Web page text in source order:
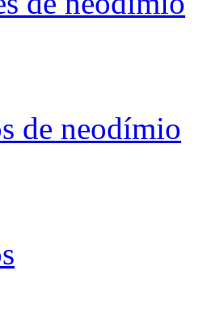
de neodímio